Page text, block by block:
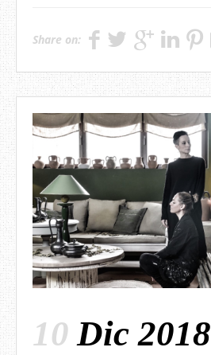
Share on:
10 Dic 2018